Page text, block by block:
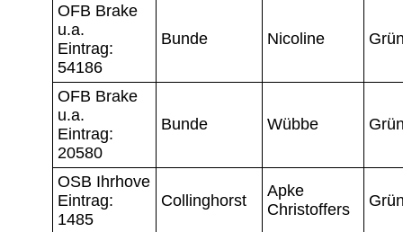
OFB Brake
u.a.
Eintrag:
54186
Bunde Nicoline
OFB Brake
u.a.
Eintrag:
20580
Bunde Wübbe
OSB Ihrhove
Eintrag:
1485
Collinghorst
Apke
Christoffers